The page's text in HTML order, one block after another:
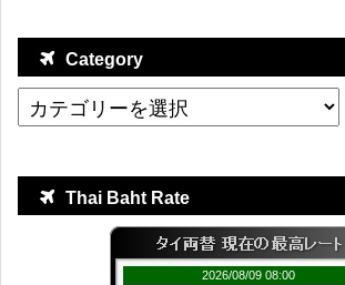
Category
Thai Baht Rate